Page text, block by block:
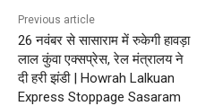
Previous article
26 नवंबर से सासाराम में रुकेगी हावड़ा
लाल कुंवा एक्सप्रेस, रेल मंत्रालय ने
दी हरी झंडी | Howrah Lalkuan
Express Stoppage Sasaram